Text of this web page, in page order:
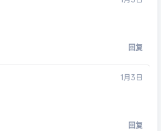
回复
1月3日
回复